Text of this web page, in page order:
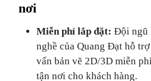
nơi
Miễn phí lắp đặt: Đội ngũ
nghề của Quang Đạt hỗ
vấn bản vẽ 2D/3D miễn
tận nơi cho khách hàng.